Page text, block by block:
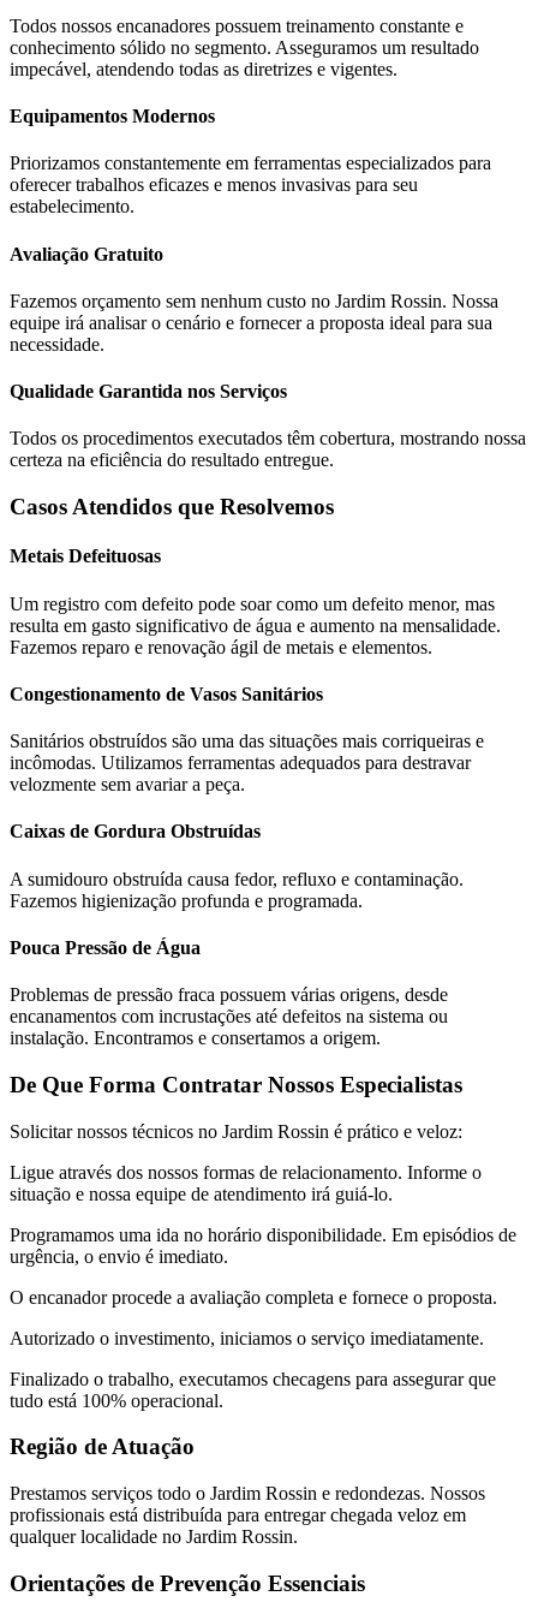
Todos nossos encanadores possuem treinamento constante e
conhecimento sólido no segmento. Asseguramos um resultado
impecável, atendendo todas as diretrizes e vigentes.
Equipamentos Modernos
Priorizamos constantemente em ferramentas especializados para
oferecer trabalhos eficazes e menos invasivas para seu
estabelecimento.
Avaliação Gratuito
Fazemos orçamento sem nenhum custo no Jardim Rossin. Nossa
equipe irá analisar o cenário e fornecer a proposta ideal para sua
necessidade.
Qualidade Garantida nos Serviços
Todos os procedimentos executados têm cobertura, mostrando nossa
certeza na eficiência do resultado entregue.
Casos Atendidos que Resolvemos
Metais Defeituosas
Um registro com defeito pode soar como um defeito menor, mas
resulta em gasto significativo de água e aumento na mensalidade.
Fazemos reparo e renovação ágil de metais e elementos.
Congestionamento de Vasos Sanitários
Sanitários obstruídos são uma das situações mais corriqueiras e
incômodas. Utilizamos ferramentas adequados para destravar
velozmente sem avariar a peça.
Caixas de Gordura Obstruídas
A sumidouro obstruída causa fedor, refluxo e contaminação.
Fazemos higienização profunda e programada.
Pouca Pressão de Água
Problemas de pressão fraca possuem várias origens, desde
encanamentos com incrustações até defeitos na sistema ou
instalação. Encontramos e consertamos a origem.
De Que Forma Contratar Nossos Especialistas
Solicitar nossos técnicos no Jardim Rossin é prático e veloz:
Ligue através dos nossos formas de relacionamento. Informe o
situação e nossa equipe de atendimento irá guiá-lo.
Programamos uma ida no horário disponibilidade. Em episódios de
urgência, o envio é imediato.
O encanador procede a avaliação completa e fornece o proposta.
Autorizado o investimento, iniciamos o serviço imediatamente.
Finalizado o trabalho, executamos checagens para assegurar que
tudo está 100% operacional.
Região de Atuação
Prestamos serviços todo o Jardim Rossin e redondezas. Nossos
profissionais está distribuída para entregar chegada veloz em
qualquer localidade no Jardim Rossin.
Orientações de Prevenção Essenciais